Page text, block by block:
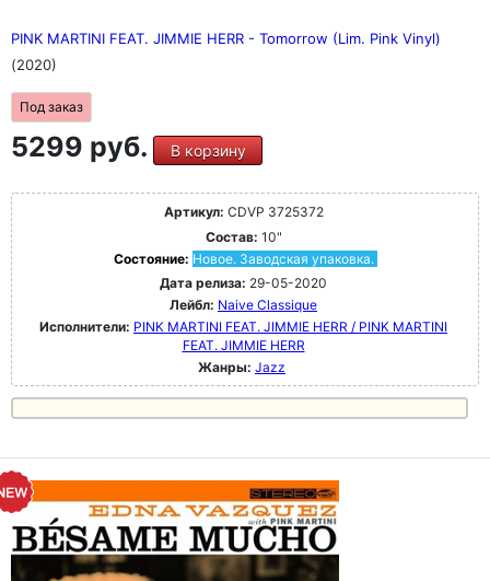
PINK MARTINI FEAT. JIMMIE HERR - Tomorrow (Lim. Pink Vinyl)
(2020)
Под заказ
5299 руб. В корзину
Артикул: CDVP 3725372
Состав: 10"
Состояние: Новое. Заводская упаковка.
Дата релиза: 29-05-2020
Лейбл: Naive Classique
Исполнители: PINK MARTINI FEAT. JIMMIE HERR / PINK MARTINI
FEAT. JIMMIE HERR
Жанры: Jazz